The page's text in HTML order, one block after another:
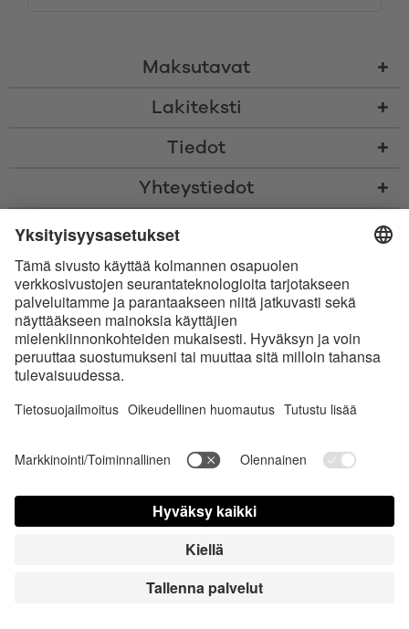
Maksutavat
Lakiteksti
Tiedot
Yhteystiedot
sekä
tarvittaessa postiennakkomaksut, ellei toisin ole ilmoitettu
* Bluetooth®-sanamerkki ja logot ovat Bluetooth SIG, Inc.:in omistamia
rekisteröityjä tavaramerkkejä, ja Satisfyer GmbH käyttää niitä
Apple, Apple-logo ja Apple Watch ovat Apple Inc.:in tavaramerkkejä.
Google Play ja Google Play -logo ovat Google LLC: n tavaramerkkejä.
Contact us today
Yhteystiedot Lehdistö sisäänkirjautuminen